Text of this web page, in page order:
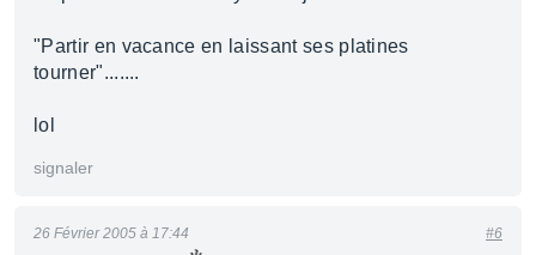
"Partir en vacance en laissant ses platines
tourner".......
lol
signaler
26 Février 2005 à 17:44 #6